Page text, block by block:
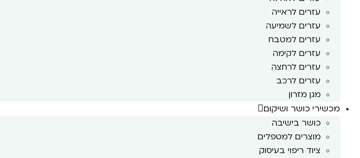
עזרים לראייה
עזרים לשמיעה
עזרים למטבח
עזרים לקימה
עזרים לרחצה
עזרים לרכב
מגן מזרון
מכשירי כושר ושיקום
כושר בישיבה
מוצרים למטפלים
ציוד ריפוי בעיסוק